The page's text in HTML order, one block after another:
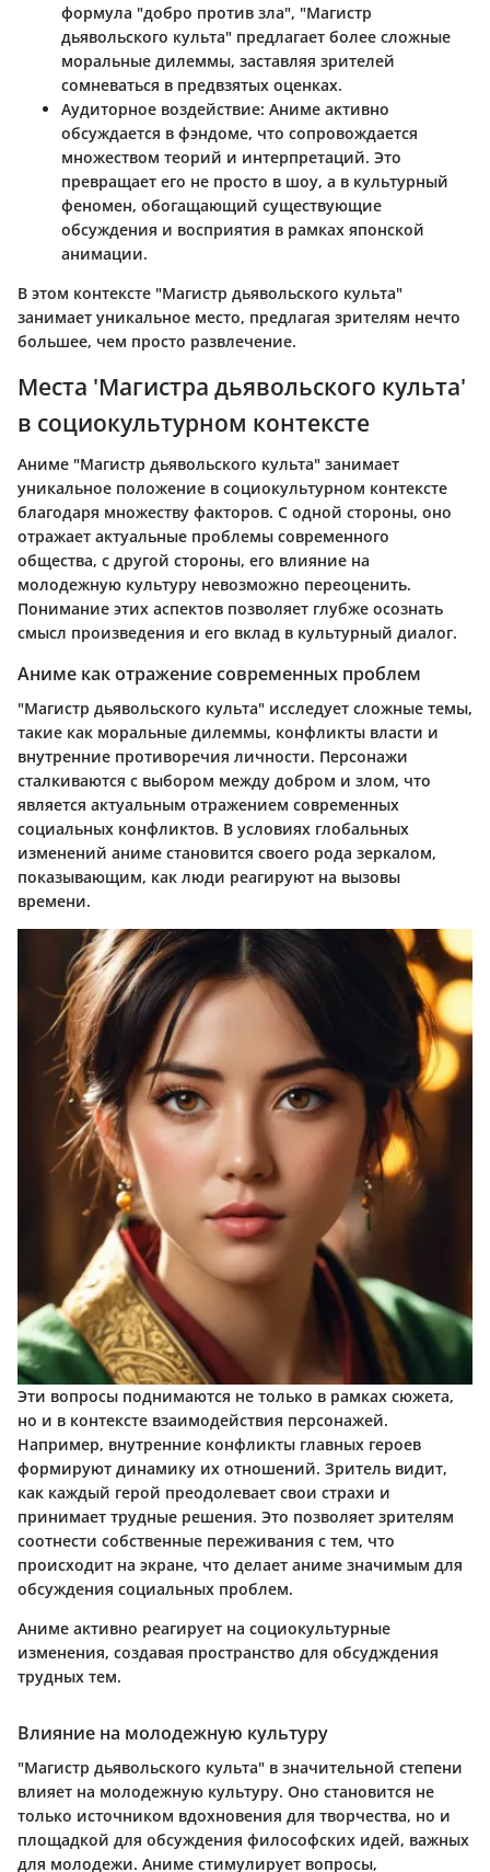
формула "добро против зла", "Магистр
дьявольского культа" предлагает более сложные
моральные дилеммы, заставляя зрителей
сомневаться в предвзятых оценках.
Аудиторное воздействие: Аниме активно
обсуждается в фэндоме, что сопровождается
множеством теорий и интерпретаций. Это
превращает его не просто в шоу, а в культурный
феномен, обогащающий существующие
обсуждения и восприятия в рамках японской
анимации.
В этом контексте "Магистр дьявольского культа"
занимает уникальное место, предлагая зрителям нечто
большее, чем просто развлечение.
Места 'Магистра дьявольского культа'
в социокультурном контексте
Аниме "Магистр дьявольского культа" занимает
уникальное положение в социокультурном контексте
благодаря множеству факторов. С одной стороны, оно
отражает актуальные проблемы современного
общества, с другой стороны, его влияние на
молодежную культуру невозможно переоценить.
Понимание этих аспектов позволяет глубже осознать
смысл произведения и его вклад в культурный диалог.
Аниме как отражение современных проблем
"Магистр дьявольского культа" исследует сложные темы,
такие как моральные дилеммы, конфликты власти и
внутренние противоречия личности. Персонажи
сталкиваются с выбором между добром и злом, что
является актуальным отражением современных
социальных конфликтов. В условиях глобальных
изменений аниме становится своего рода зеркалом,
показывающим, как люди реагируют на вызовы
времени.
Эти вопросы поднимаются не только в рамках сюжета,
но и в контексте взаимодействия персонажей.
Например, внутренние конфликты главных героев
формируют динамику их отношений. Зритель видит,
как каждый герой преодолевает свои страхи и
принимает трудные решения. Это позволяет зрителям
соотнести собственные переживания с тем, что
происходит на экране, что делает аниме значимым для
обсуждения социальных проблем.
Аниме активно реагирует на социокультурные
изменения, создавая пространство для обсудждения
трудных тем.
Влияние на молодежную культуру
"Магистр дьявольского культа" в значительной степени
влияет на молодежную культуру. Оно становится не
только источником вдохновения для творчества, но и
площадкой для обсуждения философских идей, важных
для молодежи. Аниме стимулирует вопросы,